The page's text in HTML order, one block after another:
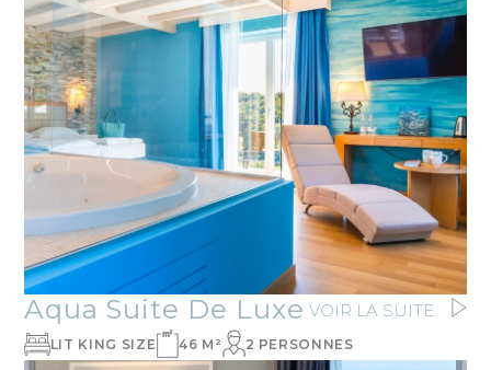
Aqua Suite De Luxe VOIR LA SUITE
LIT KING SIZE 46 M² 2 PERSONNES